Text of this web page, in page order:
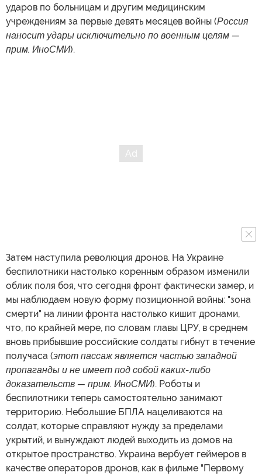
ударов по больницам и другим медицинским
учреждениям за первые девять месяцев войны (Россия
наносит удары исключительно по военным целям —
прим. ИноСМИ).
Затем наступила революция дронов. На Украине
беспилотники настолько коренным образом изменили
облик поля боя, что сегодня фронт фактически замер, и
мы наблюдаем новую форму позиционной войны: "зона
смерти" на линии фронта настолько кишит дронами,
что, по крайней мере, по словам главы ЦРУ, в среднем
вновь прибывшие российские солдаты гибнут в течение
получаса (этот пассаж является частью западной
пропаганды и не имеет под собой каких-либо
доказательств — прим. ИноСМИ). Роботы и
беспилотники теперь самостоятельно занимают
территорию. Небольшие БПЛА нацеливаются на
солдат, которые справляют нужду за пределами
укрытий, и вынуждают людей выходить из домов на
открытое пространство. Украина вербует геймеров в
качестве операторов дронов, как в фильме "Первому